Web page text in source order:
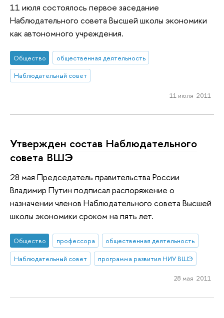
11 июля состоялось первое заседание
Наблюдательного совета Высшей школы экономики
как автономного учреждения.
Общество
общественная деятельность
Наблюдательный совет
11 июля 2011
Утвержден состав Наблюдательного
совета ВШЭ
28 мая Председатель правительства России
Владимир Путин подписал распоряжение о
назначении членов Наблюдательного совета Высшей
школы экономики сроком на пять лет.
Общество профессора
общественная деятельность
Наблюдательный совет
программа развития НИУ ВШЭ
28 мая 2011